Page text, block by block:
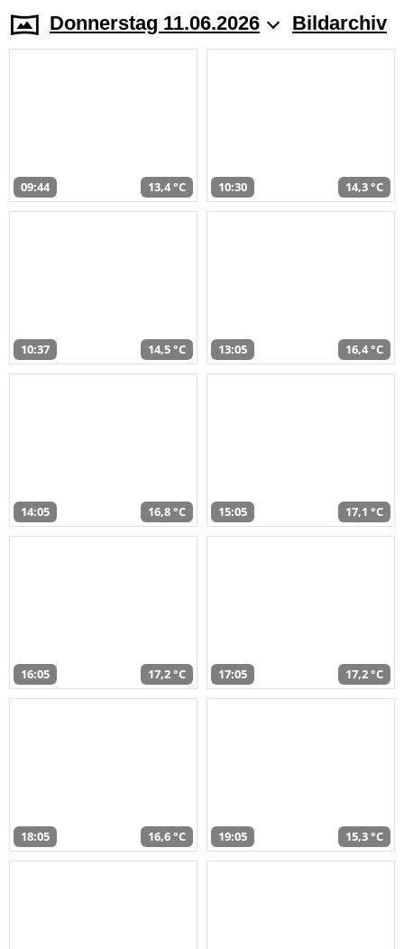
Donnerstag 11.06.2026 Bildarchiv
09:44 13,4 °C 10:30 14,3 °C
10:37 14,5 °C 13:05 16,4 °C
14:05 16,8 °C 15:05 17,1 °C
16:05 17,2 °C 17:05 17,2 °C
18:05 16,6 °C 19:05 15,3 °C